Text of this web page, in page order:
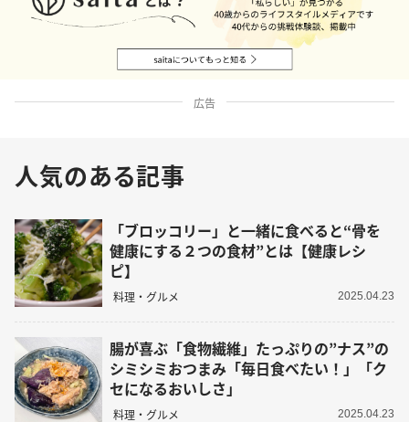
広告
人気のある記事
「ブロッコリー」と一緒に食べると“骨を
健康にする２つの食材”とは【健康レシ
ピ】
料理・グルメ 2025.04.23
腸が喜ぶ「食物繊維」たっぷりの”ナス”の
シミシミおつまみ「毎日食べたい！」「ク
セになるおいしさ」
料理・グルメ 2025.04.23